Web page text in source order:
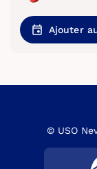
Ajouter
© USO